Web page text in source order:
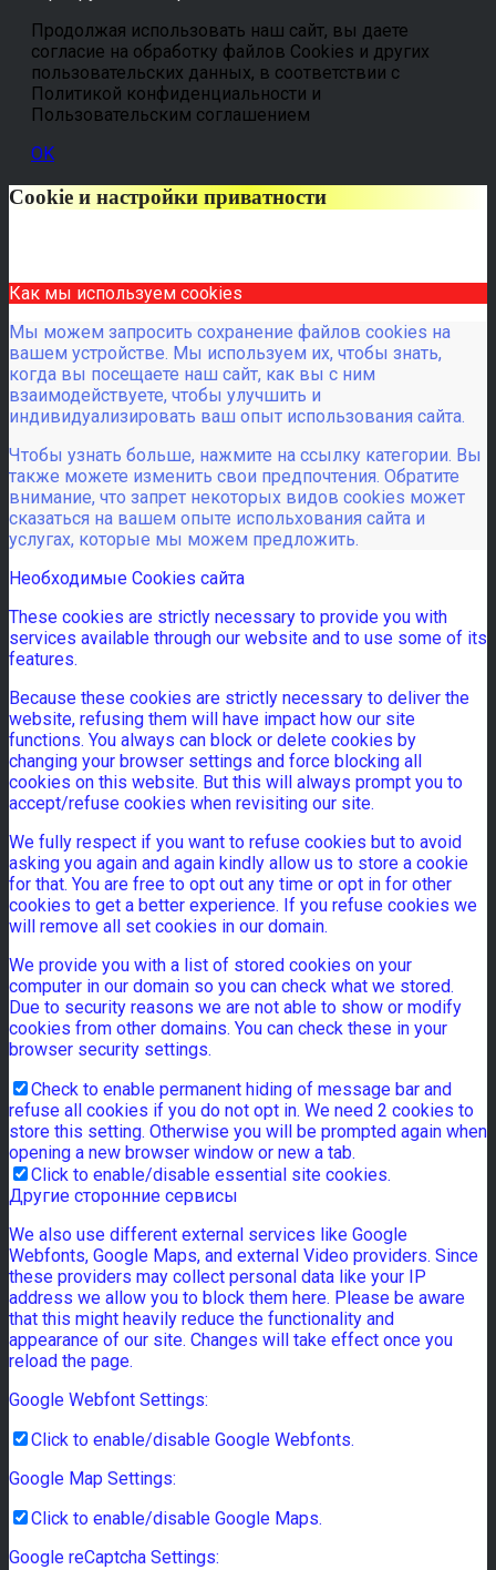
Продолжая использовать наш сайт, вы даете
согласие на обработку файлов Cookies и других
пользовательских данных, в соответствии с
Политикой конфиденциальности и
Пользовательским соглашением
OK
Cookie и настройки приватности
Как мы используем cookies
Мы можем запросить сохранение файлов cookies на
вашем устройстве. Мы используем их, чтобы знать,
когда вы посещаете наш сайт, как вы с ним
взаимодействуете, чтобы улучшить и
индивидуализировать ваш опыт использования сайта.
Чтобы узнать больше, нажмите на ссылку категории. Вы
также можете изменить свои предпочтения. Обратите
внимание, что запрет некоторых видов cookies может
сказаться на вашем опыте испольхования сайта и
услугах, которые мы можем предложить.
Необходимые Cookies сайта
These cookies are strictly necessary to provide you with
services available through our website and to use some of its
features.
Because these cookies are strictly necessary to deliver the
website, refusing them will have impact how our site
functions. You always can block or delete cookies by
changing your browser settings and force blocking all
cookies on this website. But this will always prompt you to
accept/refuse cookies when revisiting our site.
We fully respect if you want to refuse cookies but to avoid
asking you again and again kindly allow us to store a cookie
for that. You are free to opt out any time or opt in for other
cookies to get a better experience. If you refuse cookies we
will remove all set cookies in our domain.
We provide you with a list of stored cookies on your
computer in our domain so you can check what we stored.
Due to security reasons we are not able to show or modify
cookies from other domains. You can check these in your
browser security settings.
Check to enable permanent hiding of message bar and
refuse all cookies if you do not opt in. We need 2 cookies to
store this setting. Otherwise you will be prompted again when
opening a new browser window or new a tab.
Click to enable/disable essential site cookies.
Другие сторонние сервисы
We also use different external services like Google
Webfonts, Google Maps, and external Video providers. Since
these providers may collect personal data like your IP
address we allow you to block them here. Please be aware
that this might heavily reduce the functionality and
appearance of our site. Changes will take effect once you
reload the page.
Google Webfont Settings:
Click to enable/disable Google Webfonts.
Google Map Settings:
Click to enable/disable Google Maps.
Google reCaptcha Settings: